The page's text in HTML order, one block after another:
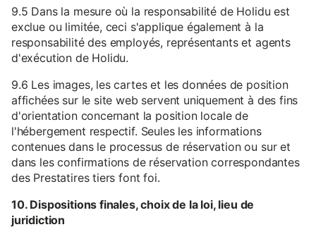
9.5 Dans la mesure où la responsabilité de Holidu est
exclue ou limitée, ceci s'applique également à la
responsabilité des employés, représentants et agents
d'exécution de Holidu.
9.6 Les images, les cartes et les données de position
affichées sur le site web servent uniquement à des fins
d'orientation concernant la position locale de
l'hébergement respectif. Seules les informations
contenues dans le processus de réservation ou sur et
dans les confirmations de réservation correspondantes
des Prestatires tiers font foi.
10. Dispositions finales, choix de la loi, lieu de
juridiction